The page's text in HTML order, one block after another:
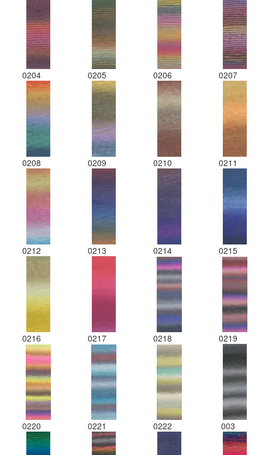
0204 0205 0206 0207
0208 0209 0210 0211
0212 0213 0214 0215
0216 0217 0218 0219
0220 0221 0222 003